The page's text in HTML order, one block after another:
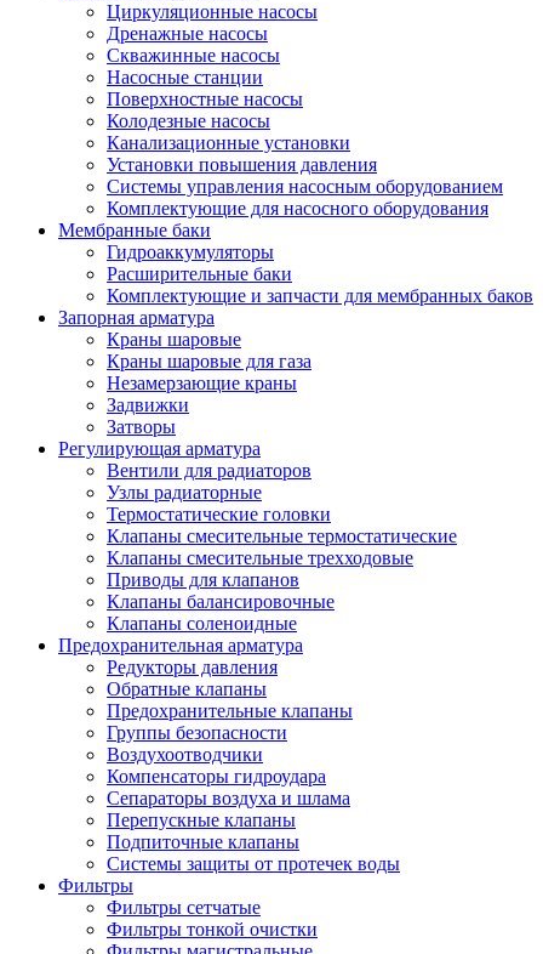
Циркуляционные насосы
Дренажные насосы
Скважинные насосы
Насосные станции
Поверхностные насосы
Колодезные насосы
Канализационные установки
Установки повышения давления
Системы управления насосным оборудованием
Комплектующие для насосного оборудования
Мембранные баки
Гидроаккумуляторы
Расширительные баки
Комплектующие и запчасти для мембранных баков
Запорная арматура
Краны шаровые
Краны шаровые для газа
Незамерзающие краны
Задвижки
Затворы
Регулирующая арматура
Вентили для радиаторов
Узлы радиаторные
Термостатические головки
Клапаны смесительные термостатические
Клапаны смесительные трехходовые
Приводы для клапанов
Клапаны балансировочные
Клапаны соленоидные
Предохранительная арматура
Редукторы давления
Обратные клапаны
Предохранительные клапаны
Группы безопасности
Воздухоотводчики
Компенсаторы гидроудара
Сепараторы воздуха и шлама
Перепускные клапаны
Подпиточные клапаны
Системы защиты от протечек воды
Фильтры
Фильтры сетчатые
Фильтры тонкой очистки